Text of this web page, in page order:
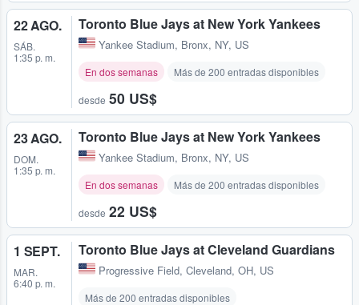
22 AGO.
SÁB.
1:35 p. m.
Toronto Blue Jays at New York Yankees
Yankee Stadium, Bronx, NY, US
En dos semanas Más de 200 entradas disponibles
desde 50 US$
23 AGO.
DOM.
1:35 p. m.
Toronto Blue Jays at New York Yankees
Yankee Stadium, Bronx, NY, US
En dos semanas Más de 200 entradas disponibles
desde 22 US$
1 SEPT.
MAR.
6:40 p. m.
Toronto Blue Jays at Cleveland Guardians
Progressive Field, Cleveland, OH, US
Más de 200 entradas disponibles